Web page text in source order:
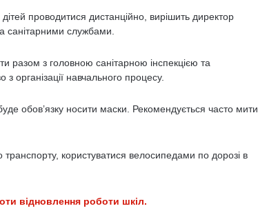
проводитися дистанційно, вирішить директор
санітарними службами.
разом з головною санітарною інспекцією та
організації навчального процесу.
обов’язку носити маски. Рекомендується часто мити
транспорту, користуватися велосипедами по дорозі в
відновлення роботи шкіл.